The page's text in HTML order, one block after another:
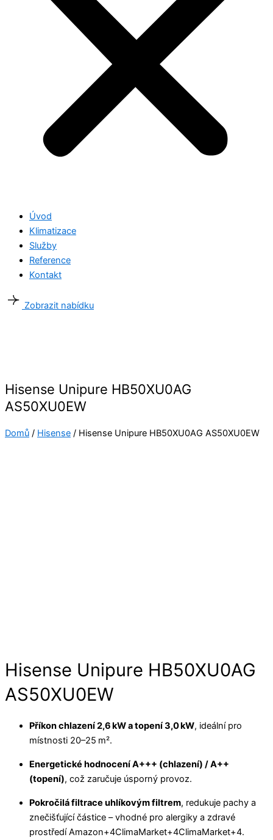
Úvod
Klimatizace
Služby
Reference
Kontakt
Zobrazit nabídku
Hisense Unipure HB50XU0AG
AS50XU0EW
Domů / Hisense / Hisense Unipure HB50XU0AG AS50XU0EW
Hisense Unipure HB50XU0AG
AS50XU0EW
Příkon chlazení 2,6 kW a topení 3,0 kW, ideální pro
místnosti 20–25 m².
Energetické hodnocení A+++ (chlazení) / A++
(topení), což zaručuje úsporný provoz.
Pokročilá filtrace uhlíkovým filtrem, redukuje pachy a
znečišťující částice – vhodné pro alergiky a zdravé
prostředí Amazon+4ClimaMarket+4ClimaMarket+4.